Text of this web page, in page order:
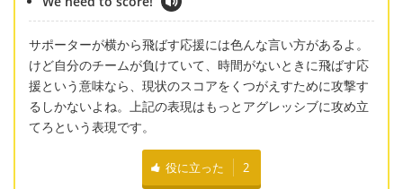
サポーターが横から飛ばす応援には色んな言い方があるよ。
けど自分のチームが負けていて、時間がないときに飛ばす応
援という意味なら、現状のスコアをくつがえすために攻撃す
るしかないよね。上記の表現はもっとアグレッシブに攻め立
てろという表現です。
役に立った 2